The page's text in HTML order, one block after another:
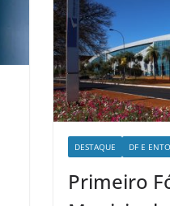
DESTAQUE DF E
Primeiro